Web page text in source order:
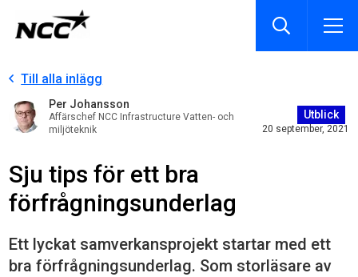
Till alla inlägg
Per Johansson
Affärschef NCC Infrastructure Vatten- och
miljöteknik
Utblick
20 september, 2021
Sju tips för ett bra
förfrågningsunderlag
Ett lyckat samverkansprojekt startar med ett
bra förfrågningsunderlag. Som storläsare av